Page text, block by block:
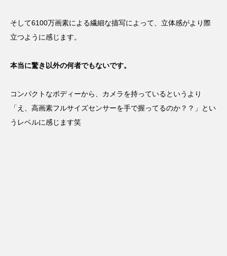
そして6100万画素による繊細な描写によって、立体感がより際
立つように感じます。
本当に驚き以外の何者でもないです。
コンパクトなボディーから、カメラを持っているというより
「え、高画素フルサイズセンサーを手で握ってるのか？？」とい
うレベルに感じます笑